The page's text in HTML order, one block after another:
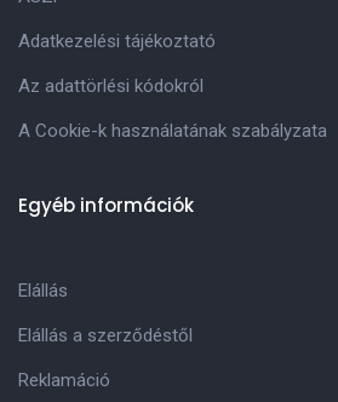
Adatkezelési tájékoztató
Az adattörlési kódokról
A Cookie-k használatának szabályzata
Egyéb információk
Elállás
Elállás a szerződéstől
Reklamáció